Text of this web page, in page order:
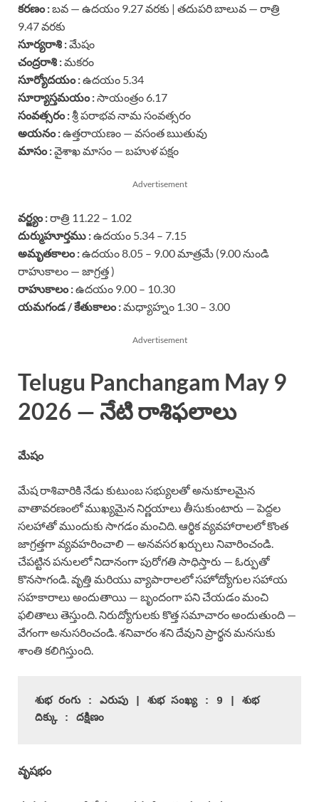
కరణం :బవ — ఉదయం 9.27 వరకు | తదుపరి బాలువ — రాత్రి
9.47 వరకు
సూర్యరాశి :మేషం
చంద్రరాశి :మకరం
సూర్యోదయం :ఉదయం 5.34
సూర్యాస్తమయం :సాయంత్రం 6.17
సంవత్సరం :శ్రీ పరాభవ నామ సంవత్సరం
అయనం :ఉత్తరాయణం — వసంత ఋతువు
మాసం :వైశాఖ మాసం — బహుళ పక్షం
Advertisement
వర్జ్యం :రాత్రి 11.22 – 1.02
దుర్ముహూర్తము :ఉదయం 5.34 – 7.15
అమృతకాలం :ఉదయం 8.05 – 9.00 మాత్రమే (9.00 నుండి
రాహుకాలం — జాగ్రత్త )
రాహుకాలం :ఉదయం 9.00 – 10.30
యమగండ / కేతుకాలం :మధ్యాహ్నం 1.30 – 3.00
Advertisement
Telugu Panchangam May 9
2026 — నేటి రాశిఫలాలు
మేషం
మేష రాశివారికి నేడు కుటుంబ సభ్యులతో అనుకూలమైన
వాతావరణంలో ముఖ్యమైన నిర్ణయాలు తీసుకుంటారు — పెద్దల
సలహాతో ముందుకు సాగడం మంచిది. ఆర్థిక వ్యవహారాలలో కొంత
జాగ్రత్తగా వ్యవహరించాలి — అనవసర ఖర్చులు నివారించండి.
చేపట్టిన పనులలో నిదానంగా పురోగతి సాధిస్తారు — ఓర్పుతో
కొనసాగండి. వృత్తి మరియు వ్యాపారాలలో సహోద్యోగుల సహాయ
సహకారాలు అందుతాయి — బృందంగా పని చేయడం మంచి
ఫలితాలు తెస్తుంది. నిరుద్యోగులకు కొత్త సమాచారం అందుతుంది —
వేగంగా అనుసరించండి. శనివారం శని దేవుని ప్రార్థన మనసుకు
శాంతి కలిగిస్తుంది.
శుభ రంగు : ఎరుపు | శుభ సంఖ్య : 9 | శుభ
దిక్కు : దక్షిణం
వృషభం